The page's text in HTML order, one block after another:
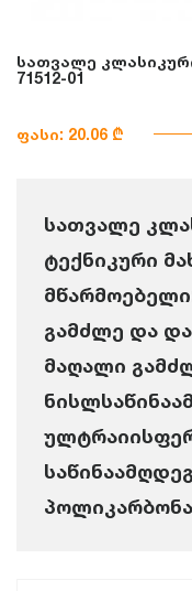
სათვალე
71512-01
ფასი: 20.06 ₾
სათვალე
ტექნიკური
გამძლე და
მაღალი